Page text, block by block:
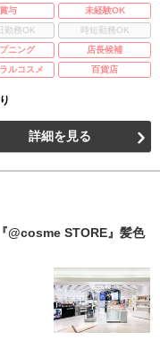
賞与
未経験OK
勤務OK
時短勤務OK
ニング
店長候補
ルコスメ 百貨店
詳細を見る
@cosme STORE』髪色